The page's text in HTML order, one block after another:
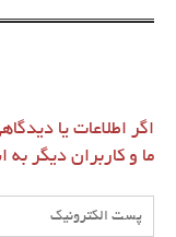
اگر اطلاعات یا
ما و کاربران دیگر